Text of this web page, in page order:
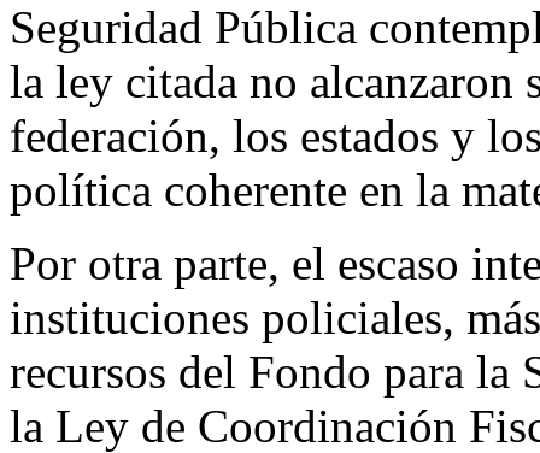
Seguridad Pública
la ley citada no alcanzaron
federación, los estados y
política coherente en la
Por otra parte, el escaso
instituciones policiales,
recursos del Fondo para la
la Ley de Coordinación